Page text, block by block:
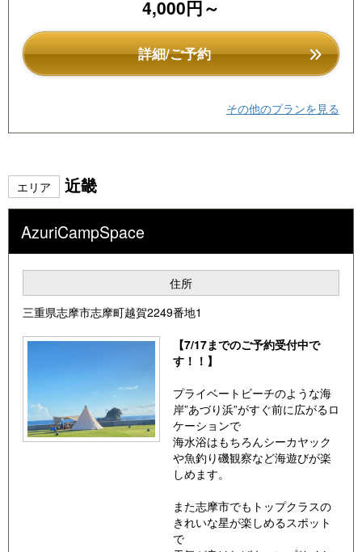
オートインは車が乗り入れできます。
ウォークインは駐車場止めの荷運びになりま
す。(荷運び時は付近まで乗りつけられます。)
スタンダードはオートインテントサイトレギュ
です！
家電の持ち込みを検討している方は電源付きサ
イトがおススメです。
サイトナンバーはここがいい！複数キャンプで
隣同士にしたい！
ますので何なりとご申しつけください♪
直近4日以内のご予約はお電話にて受付中です!
フロント受付 029-857-2468 (水曜定休 9:00
～17:00)
4,000円～
詳細/ご予約
その他のプランを見る
エリア
近畿
AzuriCampSpace
住所
三重県志摩市志摩町越賀2249番地1
【7/17までのご予約受付中で
す！！】
プライベートビーチのような海
岸”あづり浜”がすぐ前に広がるロ
ケーションで
海水浴はもちろんシーカヤック
や魚釣り磯観察など海遊びが楽
しめます。
また志摩市でもトップクラスの
きれいな星が楽しめるスポット
で